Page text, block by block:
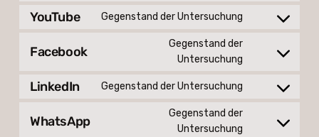
recaptcha
service
maps
YouTube Gegenstand der Untersuchung
Consent
service
Facebook
Gegenstand der
Untersuchung
Consent
service
LinkedIn Gegenstand der Untersuchung
Consent
service
WhatsApp
Gegenstand der
Untersuchung
Consent